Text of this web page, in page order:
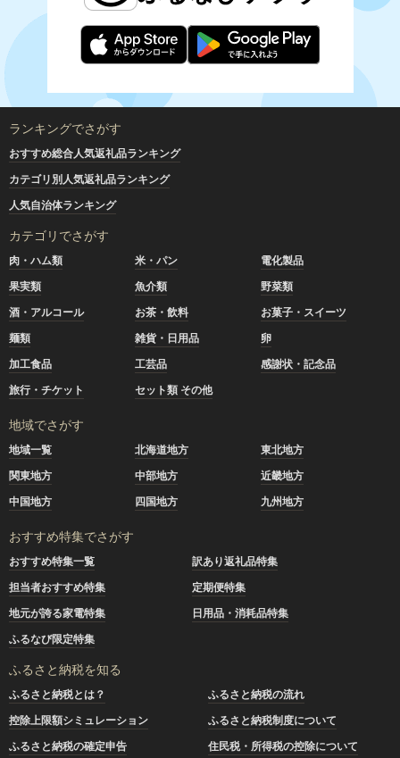
ランキングでさがす
おすすめ総合人気返礼品ランキング
カテゴリ別人気返礼品ランキング
人気自治体ランキング
カテゴリでさがす
肉・ハム類 米・パン
電化製品
果実類
魚介類
野菜類
酒・アルコール
お茶・飲料
お菓子・スイーツ
麺類
雑貨・日用品
卵
加工食品
工芸品
感謝状・記念品
旅行・チケット
セット類 その他
地域でさがす
地域一覧 北海道地方
東北地方
関東地方
中部地方
近畿地方
中国地方
四国地方 九州地方
おすすめ特集でさがす
おすすめ特集一覧
訳あり返礼品特集
担当者おすすめ特集
定期便特集
地元が誇る家電特集
日用品・消耗品特集
ふるなび限定特集
ふるさと納税を知る
ふるさと納税とは？
ふるさと納税の流れ
控除上限額シミュレーション
ふるさと納税制度について
ふるさと納税の確定申告
住民税・所得税の控除について